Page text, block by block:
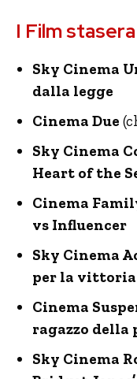
I Film
Sky Cinema
dalla legge
Cinema Due
Sky Cinema
Heart of the
Cinema
vs Influencer
Sky Cinema
per la vittoria
Cinema
ragazzo della
Sky Cinema